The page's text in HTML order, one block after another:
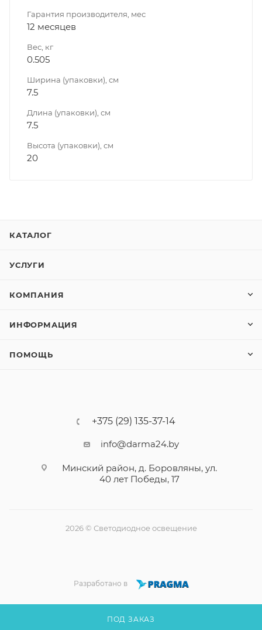
ПОД ЗАКАЗ
Гарантия производителя, мес
12 месяцев
Вес, кг
0.505
Ширина (упаковки), см
7.5
Длина (упаковки), см
7.5
Высота (упаковки), см
20
КАТАЛОГ
УСЛУГИ
КОМПАНИЯ
ИНФОРМАЦИЯ
ПОМОЩЬ
+375 (29) 135-37-14
info@darma24.by
Минский район, д. Боровляны, ул.
40 лет Победы, 17
2026 © Светодиодное освещение
Разработано в